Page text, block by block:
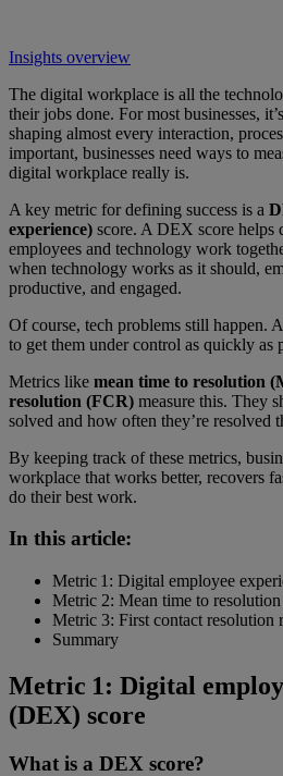
Insights overview
The digital workplace is all the
their jobs done. For most businesses,
shaping almost every interaction,
important, businesses need ways to
digital workplace really is.
A key metric for defining success is a
experience) score. A DEX score
employees and technology work
when technology works as it should,
productive, and engaged.
Of course, tech problems still happen.
to get them under control as quickly as
Metrics like mean time to resolution
resolution (FCR) measure this. They
solved and how often they’re resolved
By keeping track of these metrics,
workplace that works better, recovers
do their best work.
In this article:
Metric 1: Digital employee
Metric 2: Mean time to
Metric 3: First contact resolution
Summary
Metric 1: Digital
(DEX) score
What is a DEX score?